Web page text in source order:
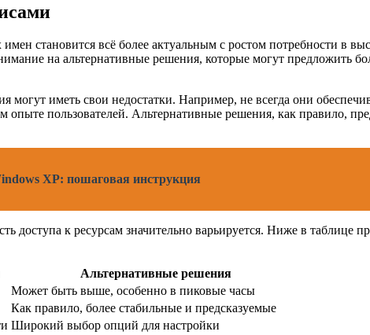
становится всё более актуальным с ростом потребности в
на альтернативные решения, которые могут предложить
иметь свои недостатки. Например, не всегда они
опыте пользователей. Альтернативные решения, как правило,
XP: пошаговая инструкция
доступа к ресурсам значительно варьируется. Ниже в таблице
Альтернативные решения
Может быть выше, особенно в пиковые часы
Как правило, более стабильные и предсказуемые
Широкий выбор опций для настройки